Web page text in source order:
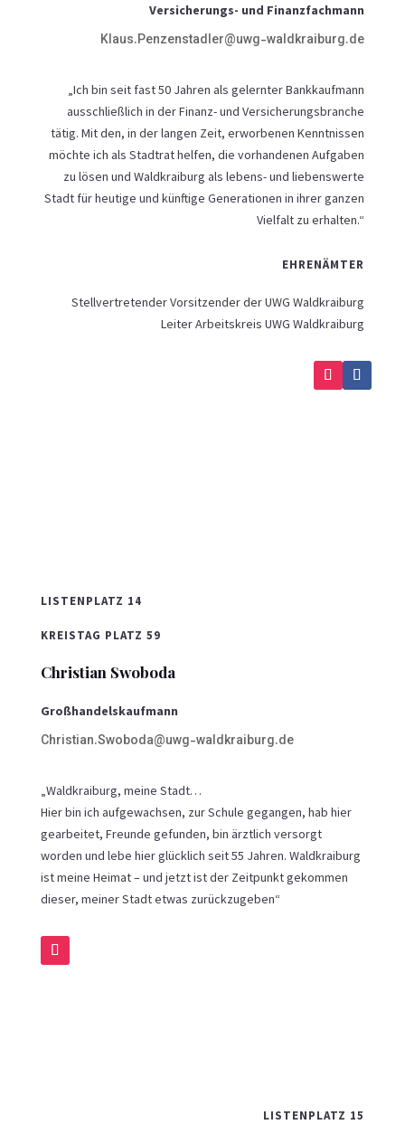
Versicherungs- und Finanzfachmann
Klaus.Penzenstadler@uwg-waldkraiburg.de
„Ich bin seit fast 50 Jahren als gelernter Bankkaufmann
ausschließlich in der Finanz- und Versicherungsbranche
tätig. Mit den, in der langen Zeit, erworbenen Kenntnissen
möchte ich als Stadtrat helfen, die vorhandenen Aufgaben
zu lösen und Waldkraiburg als lebens- und liebenswerte
Stadt für heutige und künftige Generationen in ihrer ganzen
Vielfalt zu erhalten.“
EHRENÄMTER
Stellvertretender Vorsitzender der UWG Waldkraiburg
Leiter Arbeitskreis UWG Waldkraiburg
LISTENPLATZ 14
KREISTAG PLATZ 59
Christian Swoboda
Großhandelskaufmann
Christian.Swoboda@uwg-waldkraiburg.de
„Waldkraiburg, meine Stadt…
Hier bin ich aufgewachsen, zur Schule gegangen, hab hier
gearbeitet, Freunde gefunden, bin ärztlich versorgt
worden und lebe hier glücklich seit 55 Jahren. Waldkraiburg
ist meine Heimat – und jetzt ist der Zeitpunkt gekommen
dieser, meiner Stadt etwas zurückzugeben“
LISTENPLATZ 15